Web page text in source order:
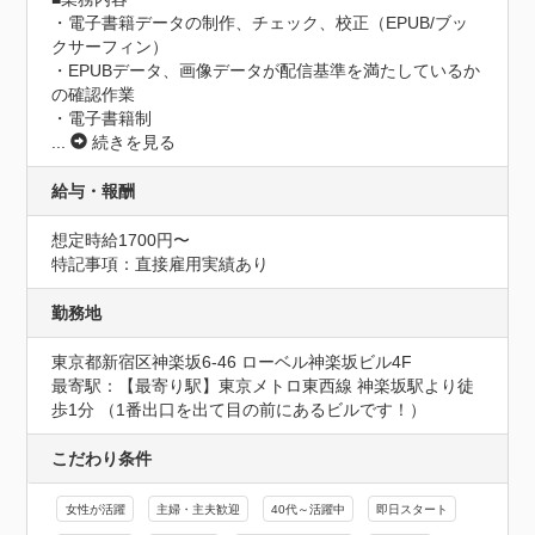
・電子書籍データの制作、チェック、校正（EPUB/ブッ
クサーフィン）
・EPUBデータ、画像データが配信基準を満たしているか
の確認作業
・電子書籍制
...
続きを見る
給与・報酬
想定時給1700円〜
特記事項：直接雇用実績あり
勤務地
東京都新宿区神楽坂6-46 ローベル神楽坂ビル4F
最寄駅：【最寄り駅】東京メトロ東西線 神楽坂駅より徒
歩1分 （1番出口を出て目の前にあるビルです！）
こだわり条件
女性が活躍 主婦・主夫歓迎 40代～活躍中 即日スタート